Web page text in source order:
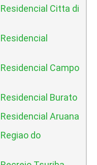
Citta di
Campo
Burato
Aruana
do